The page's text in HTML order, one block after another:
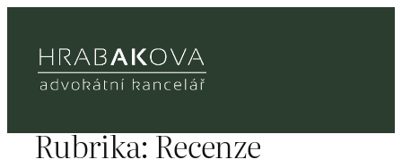
obsah
Rubrika:Recenze